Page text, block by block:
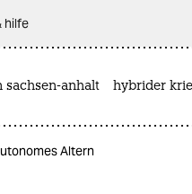
hilfe
sachsen-anhalt hybrider
Altern